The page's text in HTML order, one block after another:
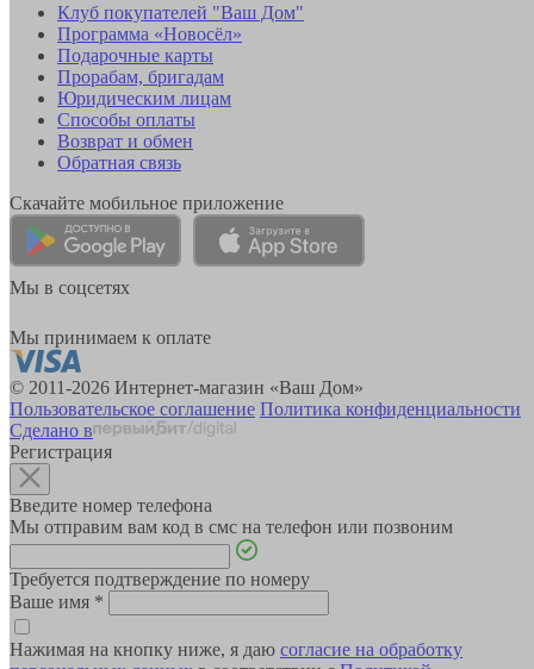
Клуб покупателей "Ваш Дом"
Программа «Новосёл»
Подарочные карты
Прорабам, бригадам
Юридическим лицам
Способы оплаты
Возврат и обмен
Обратная связь
Скачайте мобильное приложение
Мы в соцсетях
Мы принимаем к оплате
© 2011-2026 Интернет-магазин «Ваш Дом»
Пользовательское соглашение Политика конфиденциальности
Сделано в
Регистрация
Введите номер телефона
Мы отправим вам код в смс на телефон или позвоним
Требуется подтверждение по номеру
Ваше имя *
Нажимая на кнопку ниже, я даю согласие на обработку